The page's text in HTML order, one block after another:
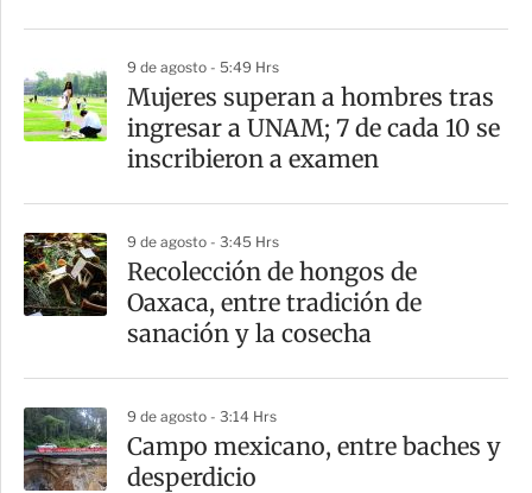
9 de agosto - 5:49 Hrs
Mujeres superan a hombres tras
ingresar a UNAM; 7 de cada 10 se
inscribieron a examen
9 de agosto - 3:45 Hrs
Recolección de hongos de
Oaxaca, entre tradición de
sanación y la cosecha
9 de agosto - 3:14 Hrs
Campo mexicano, entre baches y
desperdicio